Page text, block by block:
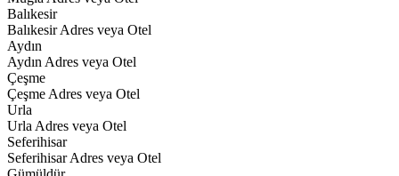
Balıkesir
Balıkesir Adres veya Otel
Aydın
Aydın Adres veya Otel
Çeşme
Çeşme Adres veya Otel
Urla
Urla Adres veya Otel
Seferihisar
Seferihisar Adres veya Otel